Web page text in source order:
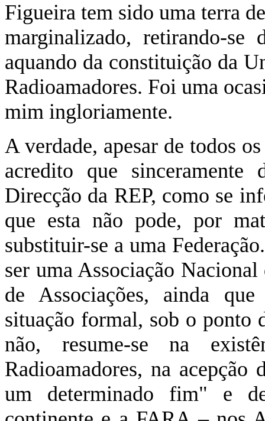
Figueira tem sido uma terra
marginalizado, retirando-
aquando da constituição da
Radioamadores. Foi uma
mim ingloriamente.
A verdade, apesar de todos
acredito que sinceramente
Direcção da REP, como se
que esta não pode, por
substituir-se a uma
ser uma Associação
de Associações, ainda
situação formal, sob o ponto
não, resume-se na
Radioamadores, na acepção
um determinado fim" e